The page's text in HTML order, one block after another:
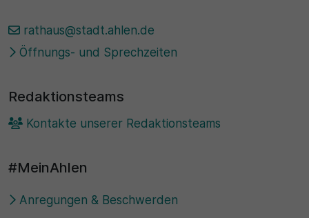
rathaus@stadt.ahlen.de
Öffnungs- und Sprechzeiten
Redaktionsteams
Kontakte unserer Redaktionsteams
#MeinAhlen
Anregungen & Beschwerden